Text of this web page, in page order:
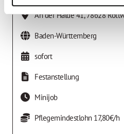
An der Halde 41,78628
Baden-Württemberg
sofort
Festanstellung
Minijob
Pflegemindestlohn 17,80€/h